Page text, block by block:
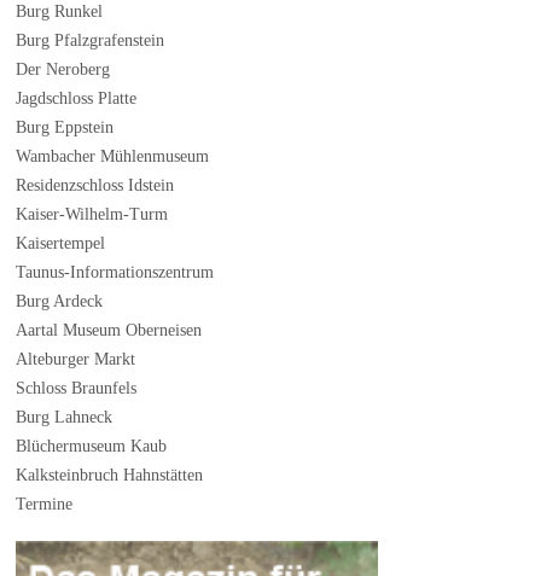
Burg Runkel
Burg Pfalzgrafenstein
Der Neroberg
Jagdschloss Platte
Burg Eppstein
Wambacher Mühlenmuseum
Residenzschloss Idstein
Kaiser-Wilhelm-Turm
Kaisertempel
Taunus-Informationszentrum
Burg Ardeck
Aartal Museum Oberneisen
Alteburger Markt
Schloss Braunfels
Burg Lahneck
Blüchermuseum Kaub
Kalksteinbruch Hahnstätten
Termine